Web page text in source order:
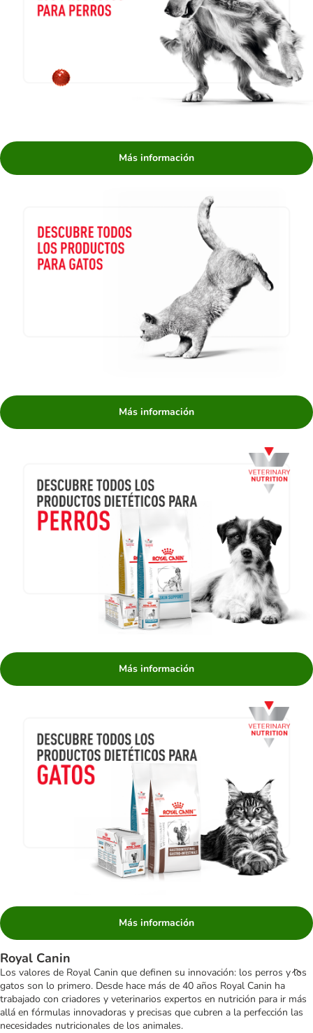
Más información
Más información
Más información
Más información
Royal Canin
Los valores de Royal Canin que definen su innovación: los perros y los
gatos son lo primero. Desde hace más de 40 años Royal Canin ha
trabajado con criadores y veterinarios expertos en nutrición para ir más
allá en fórmulas innovadoras y precisas que cubren a la perfección las
necesidades nutricionales de los animales.